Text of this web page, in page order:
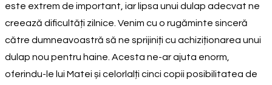
este extrem de important, iar lipsa unui dulap adecvat ne
creează dificultăți zilnice. Venim cu o rugăminte sinceră
către dumneavoastră să ne sprijiniți cu achiziționarea unui
dulap nou pentru haine. Acesta ne-ar ajuta enorm,
oferindu-le lui Matei și celorlalți cinci copii posibilitatea de